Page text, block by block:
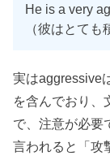
He is a very
（彼はとても
実はaggressive
を含んでおり、
で、注意が必要
言われると「攻